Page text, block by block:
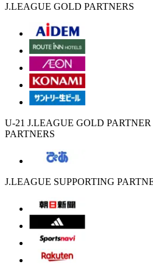
J.LEAGUE GOLD PARTNERS
U-21 J.LEAGUE GOLD
PARTNERS
J.LEAGUE SUPPORTING